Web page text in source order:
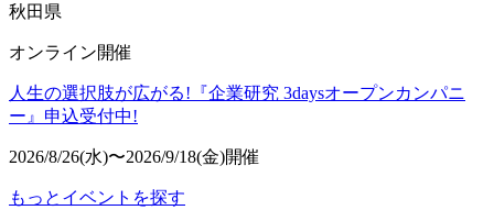
秋田県
オンライン開催
人生の選択肢が広がる!『企業研究 3daysオープンカンパニ
ー』申込受付中!
2026/8/26(水)〜2026/9/18(金)開催
もっとイベントを探す